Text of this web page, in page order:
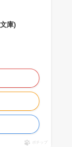
庫)
ポチップ